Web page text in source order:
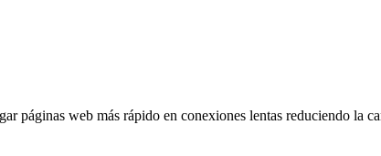
páginas web más rápido en conexiones lentas reduciendo la